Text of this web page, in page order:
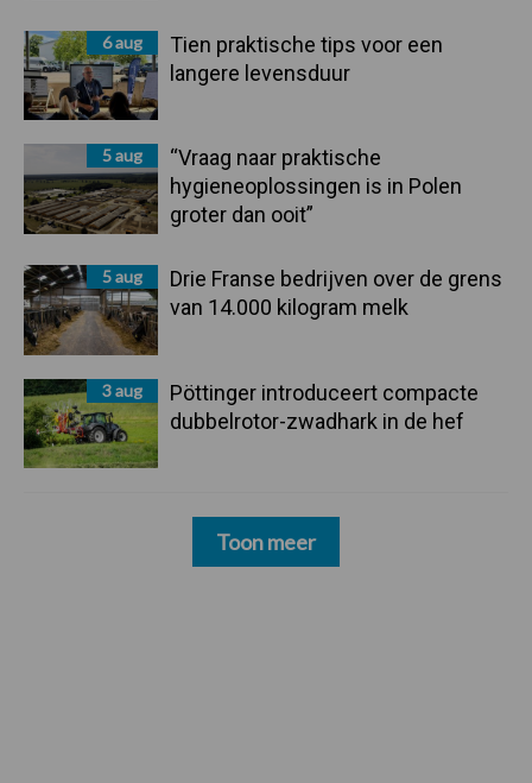
6 aug
Tien praktische tips voor een
langere levensduur
5 aug
“Vraag naar praktische
hygieneoplossingen is in Polen
groter dan ooit”
5 aug
Drie Franse bedrijven over de grens
van 14.000 kilogram melk
3 aug
Pöttinger introduceert compacte
dubbelrotor-zwadhark in de hef
Toon meer